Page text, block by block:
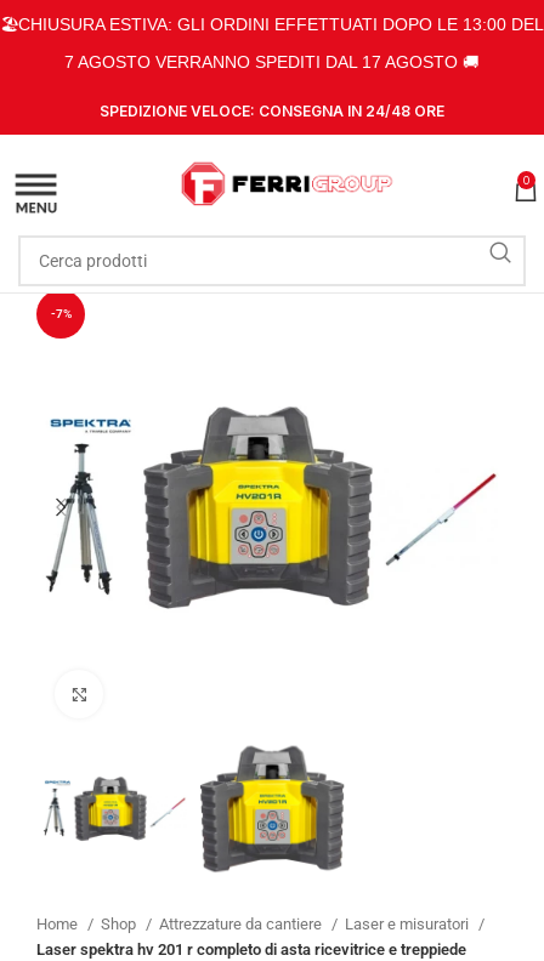
🏖️CHIUSURA ESTIVA: GLI ORDINI EFFETTUATI DOPO LE 13:00 DEL
7 AGOSTO VERRANNO SPEDITI DAL 17 AGOSTO 🚚
SPEDIZIONE VELOCE: CONSEGNA IN 24/48 ORE
0
-7%
Home Shop Attrezzature da cantiere
Laser e misuratori
Laser spektra hv 201 r completo di asta ricevitrice e treppiede